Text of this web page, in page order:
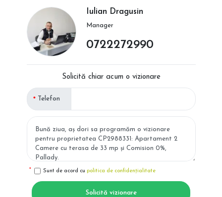
Iulian Dragusin
Manager
0722272990
Solicită chiar acum o vizionare
Telefon
Sunt de acord cu politica de confidențialitate
Solicită vizionare